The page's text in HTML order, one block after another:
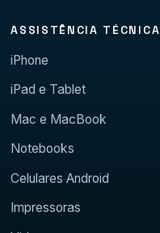
ASSISTÊNCIA TÉCNICA
iPhone
iPad e Tablet
Mac e MacBook
Notebooks
Celulares Android
Impressoras